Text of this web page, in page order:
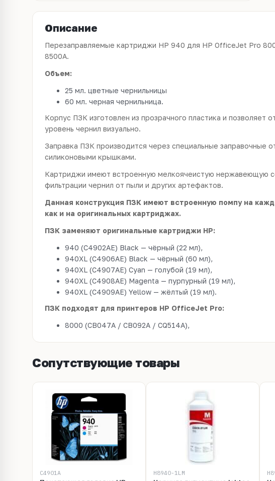
Описание
Перезаправляемые картриджи HP 940 для HP OfficeJet Pro
8500A.
Объем:
25 мл. цветные чернильницы
60 мл. черная чернильница.
Корпус ПЗК изготовлен из прозрачного пластика и позволяет
уровень чернил визуально.
Заправка ПЗК производится через специальные заправочные
силиконовыми крышками.
Картриджи имеют встроенную мелкоячеистую нержавеющую
фильтрации чернил от пыли и других артефактов.
Данная конструкция ПЗК имеют встроенную помпу на
как и на оригинальных картриджах.
ПЗК заменяют оригинальные картриджи HP:
940 (C4902AE) Black — чёрный (22 мл),
940XL (C4906AE) Black — чёрный (60 мл),
940XL (C4907AE) Cyan — голубой (19 мл),
940XL (C4908AE) Magenta — пурпурный (19 мл),
940XL (C4909AE) Yellow — жёлтый (19 мл).
ПЗК подходят для принтеров HP OfficeJet Pro:
8000 (CB047A / CB092A / CQ514A),
Сопутствующие товары
C4901A H8940-1LM